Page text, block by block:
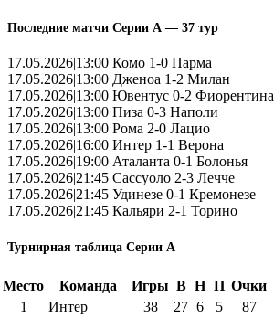
Последние матчи Серии А — 37 тур
17.05.2026|13:00 Комо 1-0 Парма
17.05.2026|13:00 Дженоа 1-2 Милан
17.05.2026|13:00 Ювентус 0-2 Фиорентина
17.05.2026|13:00 Пиза 0-3 Наполи
17.05.2026|13:00 Рома 2-0 Лацио
17.05.2026|16:00 Интер 1-1 Верона
17.05.2026|19:00 Аталанта 0-1 Болонья
17.05.2026|21:45 Сассуоло 2-3 Лечче
17.05.2026|21:45 Удинезе 0-1 Кремонезе
17.05.2026|21:45 Кальяри 2-1 Торино
Турнирная таблица Серии А
Место Команда Игры В Н П Очки
1
Интер 38 27 6 5
87